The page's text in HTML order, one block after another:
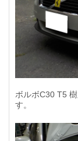
ボルボC30 T5
す。